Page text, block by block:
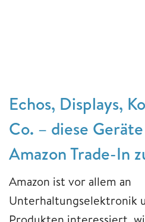
Echos, Displays,
Co. – diese
Amazon Trade-In
Amazon ist vor allem an
Unterhaltungselektronik